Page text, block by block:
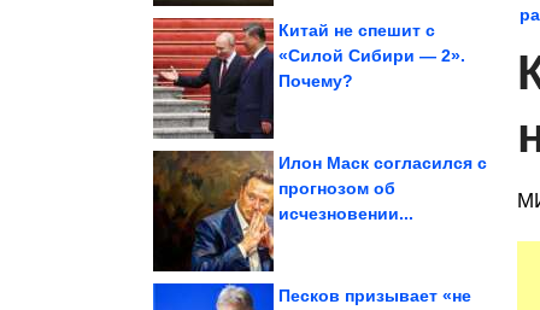
Китай не спешит с
«Силой Сибири — 2».
Почему?
Илон Маск согласился с
прогнозом об
исчезновении...
Песков призывает «не